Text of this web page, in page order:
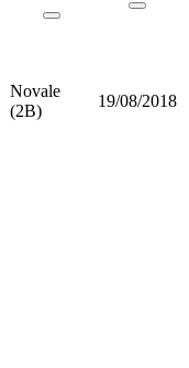
Novale
(2B)
19/08/2018